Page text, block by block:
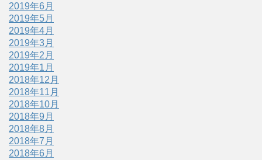
2019年6月
2019年5月
2019年4月
2019年3月
2019年2月
2019年1月
2018年12月
2018年11月
2018年10月
2018年9月
2018年8月
2018年7月
2018年6月